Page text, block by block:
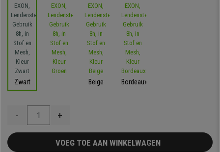
Zwart Beige Bordeaux
- +
VOEG TOE AAN WINKELWAGEN